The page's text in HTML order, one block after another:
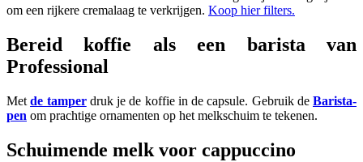
om een rijkere cremalaag te verkrijgen. Koop hier filters.
Bereid koffie als een barista van
Professional
Metde tamperdruk je de koffie in de capsule. Gebruik de Barista-
pen om prachtige ornamenten op het melkschuim te tekenen.
Schuimende melk voor cappuccino